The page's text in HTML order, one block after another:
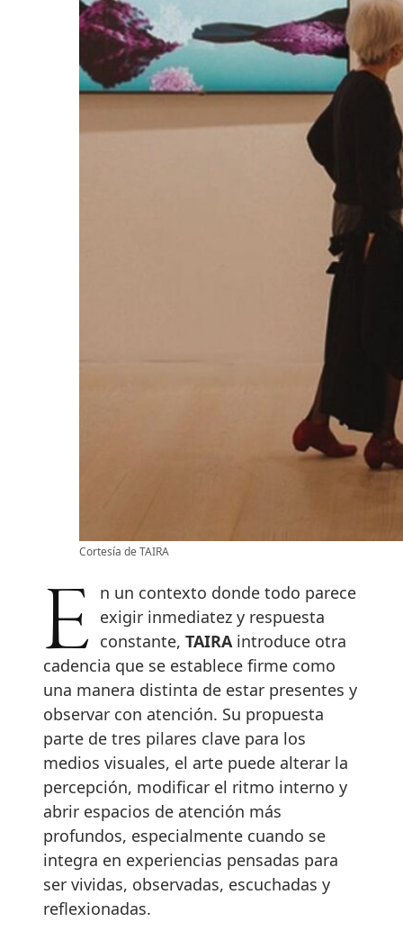
Cortesía de TAIRA
En un contexto donde todo parece exigir inmediatez y respuesta
constante,TAIRAintroduce otra
cadencia que se establece firme como
una manera distinta de estar presentes y
observar con atención. Su propuesta
parte de tres pilares clave para los
medios visuales, el arte puede alterar la
percepción, modificar el ritmo interno y
abrir espacios de atención más
profundos, especialmente cuando se
integra en experiencias pensadas para
ser vividas, observadas, escuchadas y
reflexionadas.